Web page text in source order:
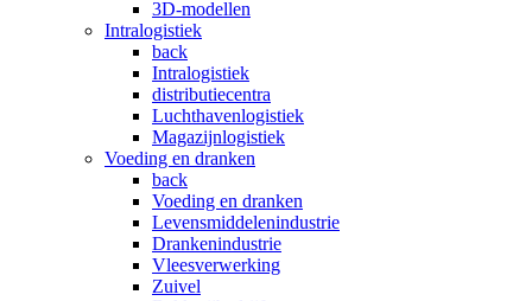
3D-modellen
Intralogistiek
back
Intralogistiek
distributiecentra
Luchthavenlogistiek
Magazijnlogistiek
Voeding en dranken
back
Voeding en dranken
Levensmiddelenindustrie
Drankenindustrie
Vleesverwerking
Zuivel